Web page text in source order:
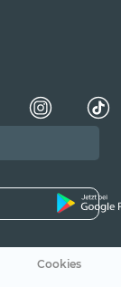
Cookies